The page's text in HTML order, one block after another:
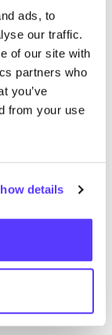
ads, to
our traffic.
of our site with
partners who
you’ve
from your use
details
para tus